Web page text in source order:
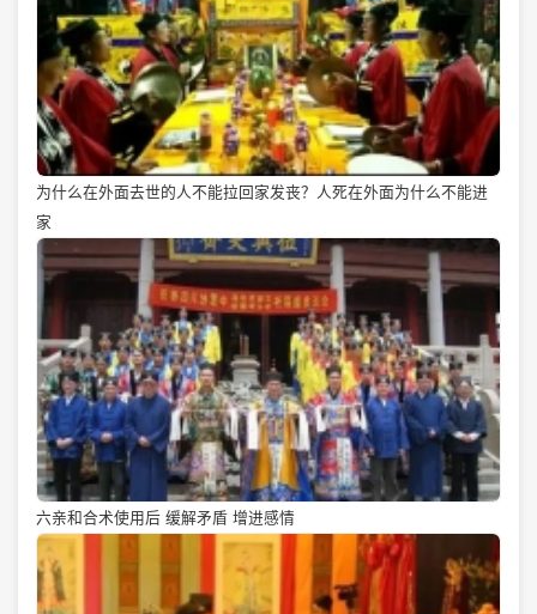
为什么在外面去世的人不能拉回家发丧？人死在外面为什么不能进
家
六亲和合术使用后 缓解矛盾 增进感情